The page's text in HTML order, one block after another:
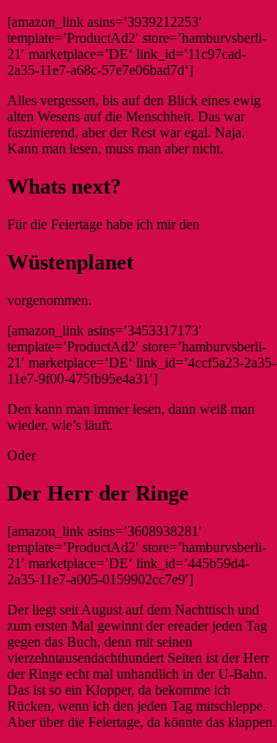
[amazon_link asins=’3939212253′
template=’ProductAd2′ store=’hamburvsberli-
21′ marketplace=’DE‘ link_id=’11c97cad-
2a35-11e7-a68c-57e7e06bad7d‘]
Alles vergessen, bis auf den Blick eines ewig
alten Wesens auf die Menschheit. Das war
faszinierend, aber der Rest war egal. Naja.
Kann man lesen, muss man aber nicht.
Whats next?
Für die Feiertage habe ich mir den
Wüstenplanet
vorgenommen.
[amazon_link asins=’3453317173′
template=’ProductAd2′ store=’hamburvsberli-
21′ marketplace=’DE‘ link_id=’4ccf5a23-2a35-
11e7-9f00-475fb95e4a31′]
Den kann man immer lesen, dann weiß man
wieder, wie’s läuft.
Oder
Der Herr der Ringe
[amazon_link asins=’3608938281′
template=’ProductAd2′ store=’hamburvsberli-
21′ marketplace=’DE‘ link_id=’445b59d4-
2a35-11e7-a005-0159902cc7e9′]
Der liegt seit August auf dem Nachttisch und
zum ersten Mal gewinnt der ereader jeden Tag
gegen das Buch, denn mit seinen
vierzehntausendachthundert Seiten ist der Herr
der Ringe echt mal unhandlich in der U-Bahn.
Das ist so ein Klopper, da bekomme ich
Rücken, wenn ich den jeden Tag mitschleppe.
Aber über die Feiertage, da könnte das klappen.